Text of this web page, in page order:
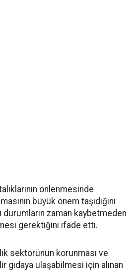
önlenmesinde
büyük önem taşıdığını
zaman kaybetmeden
gerektiğini ifade etti.
sektörünün korunması ve
gıdaya ulaşabilmesi için alınan